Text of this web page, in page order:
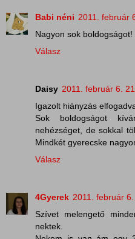
Babi néni 2011. február
Nagyon sok
Válasz
Daisy 2011. február 6.
Igazolt hiányzás
Sok boldogságot
nehézséget, de sokkal
Mindkét gyerecske
Válasz
4Gyerek 2011. február
Szívet melengető
nektek.